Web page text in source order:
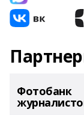
Фотобанк